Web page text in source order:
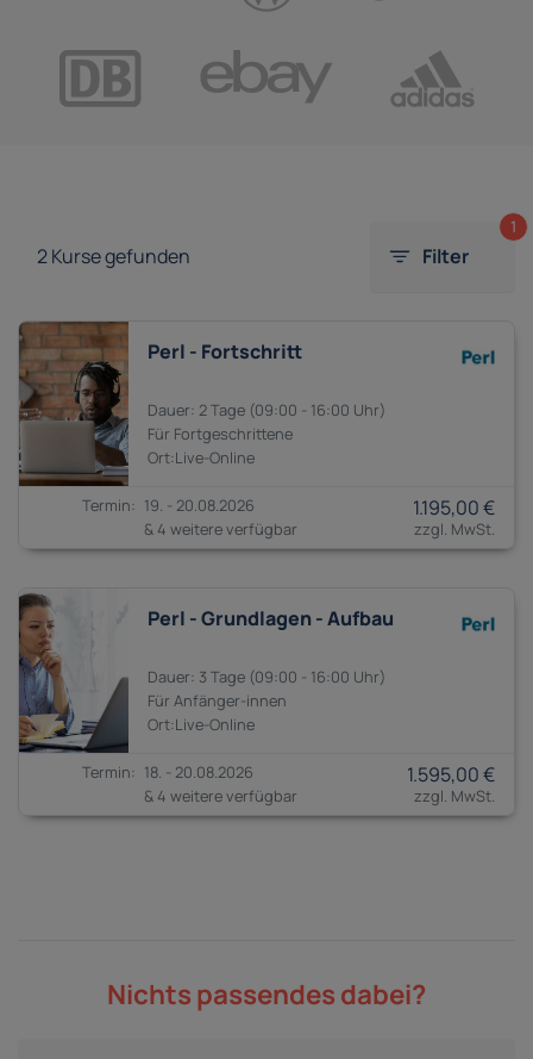
2Kurse gefunden Filter
1
Perl - Fortschritt
2 Tage 09:00 - 16:00
Fortgeschrittene
19. - 20.08.2026
& 4 weitere verfügbar
1.195,00 €
Perl - Grundlagen - Aufbau
3 Tage 09:00 - 16:00
Anfänger-innen
18. - 20.08.2026
& 4 weitere verfügbar
1.595,00 €
Nichts passendes dabei?